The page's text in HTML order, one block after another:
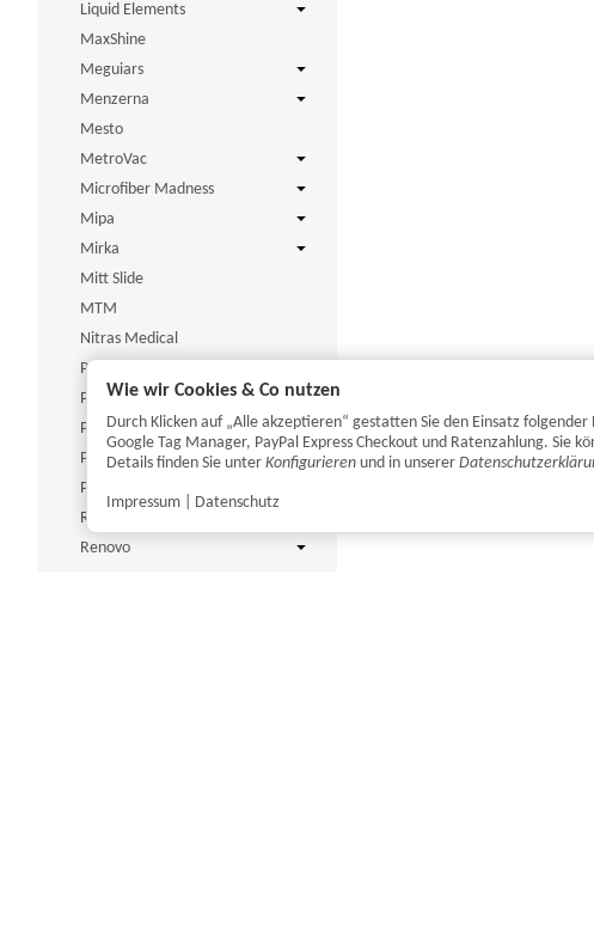
Liquid Elements
MaxShine
Meguiars
Menzerna
Mesto
MetroVac
Microfiber Madness
Mipa
Mirka
Mitt Slide
MTM
Nitras Medical
P&S
PAN Chemie
Plast PT
Poka Premium
ProfiPolish
R222
Renovo
Wie wir Cookies & Co nutzen
Durch Klicken auf „Alle akzeptieren“ gestatten Sie den Einsatz
Google Tag Manager, PayPal Express Checkout und Ratenzahlung. Sie
Details finden Sie unter Konfigurieren und in unserer
Impressum Datenschutz